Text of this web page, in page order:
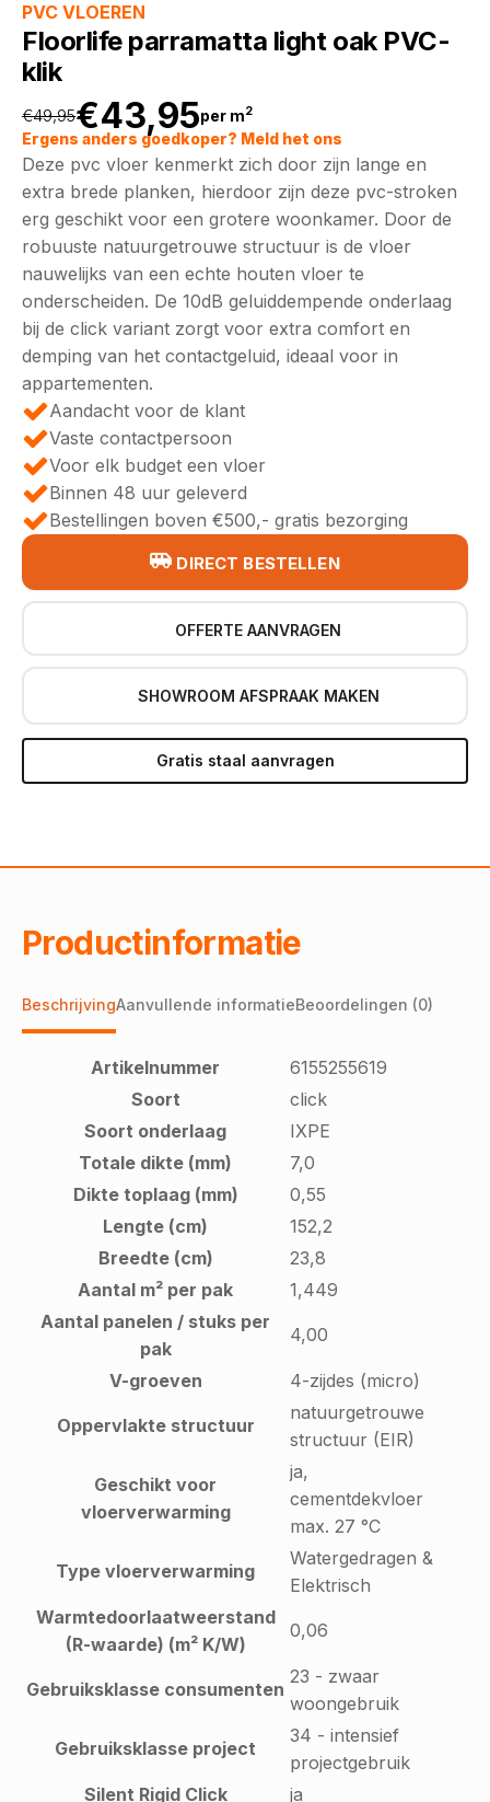
PVC VLOEREN
Floorlife parramatta light oak PVC-
klik
€49,95
Oorspronkelijke
prijs
was:
€49,95.
€43,95
Huidige
prijs
is:
€43,95.
per m2
Ergens anders goedkoper? Meld het ons
Deze pvc vloer kenmerkt zich door zijn lange en
extra brede planken, hierdoor zijn deze pvc-stroken
erg geschikt voor een grotere woonkamer. Door de
robuuste natuurgetrouwe structuur is de vloer
nauwelijks van een echte houten vloer te
onderscheiden. De 10dB geluiddempende onderlaag
bij de click variant zorgt voor extra comfort en
demping van het contactgeluid, ideaal voor in
appartementen.
Aandacht voor de klant
Vaste contactpersoon
Voor elk budget een vloer
Binnen 48 uur geleverd
Bestellingen boven €500,- gratis bezorging
DIRECT BESTELLEN
OFFERTE AANVRAGEN
SHOWROOM AFSPRAAK MAKEN
Gratis staal aanvragen
Productinformatie
BeschrijvingAanvullende informatieBeoordelingen (0)
Artikelnummer
6155255619
Soort
click
Soort onderlaag
IXPE
Totale dikte (mm)
7,0
Dikte toplaag (mm)
0,55
Lengte (cm)
152,2
Breedte (cm)
23,8
Aantal m² per pak
1,449
Aantal panelen / stuks per
pak
4,00
V-groeven 4-zijdes (micro)
Oppervlakte structuur
natuurgetrouwe
structuur (EIR)
Geschikt voor
vloerverwarming
ja,
cementdekvloer
max. 27 °C
Type vloerverwarming
Watergedragen &
Elektrisch
Warmtedoorlaatweerstand
(R-waarde) (m² K/W)
0,06
Gebruiksklasse consumenten
23 - zwaar
woongebruik
Gebruiksklasse project
34 - intensief
projectgebruik
Silent Rigid Click
ja